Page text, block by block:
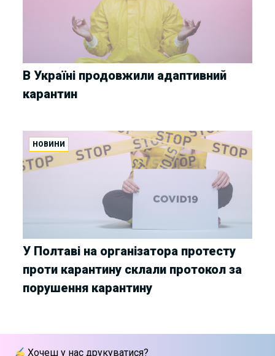
В Україні продовжили адаптивний
карантин
НОВИНИ
У Полтаві на організатора протесту
проти карантину склали протокол за
порушення карантину
Хочеш у нас друкуватися?